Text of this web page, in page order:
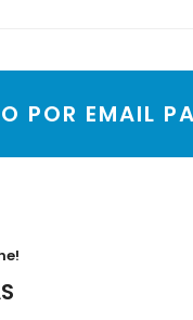
POR EMAIL